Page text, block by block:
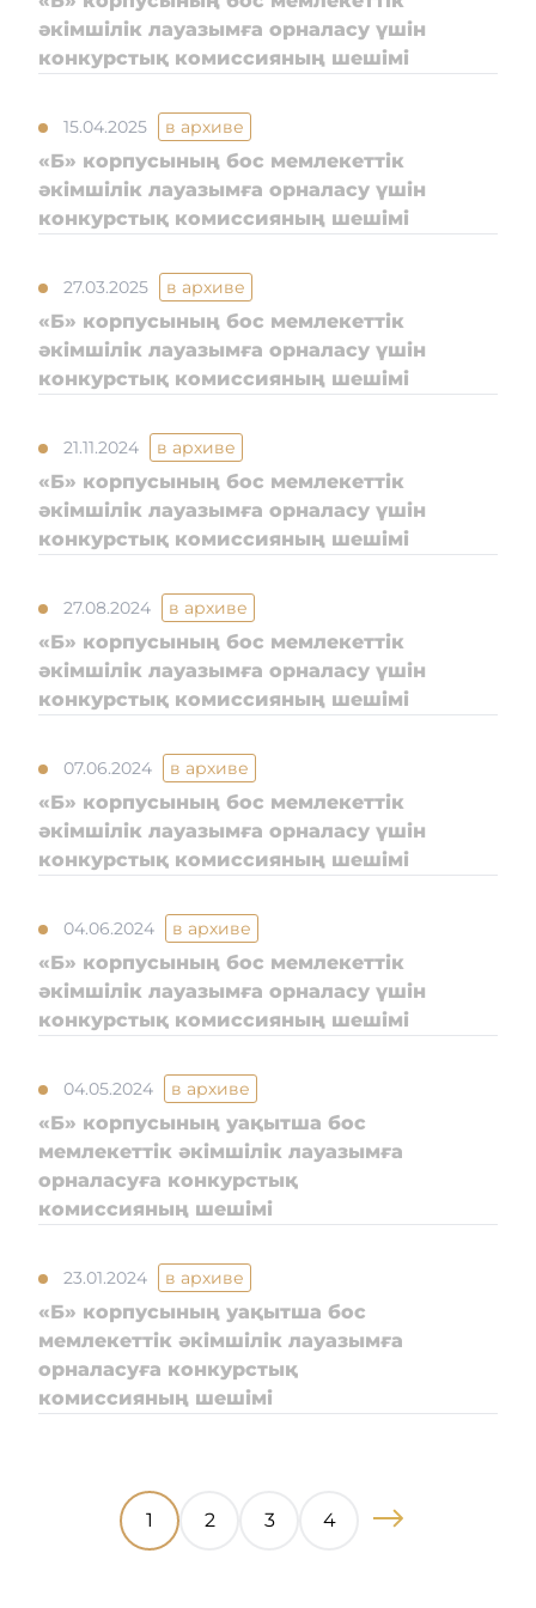
Байланыс
Адалдық алаңы
Бірыңғай сөздік
Нашар көретіндерге
арналған нұсқа
әкімшілік лауазымға орналасу үшін
конкурстық комиссияның шешімі
15.04.2025 в архиве
«Б» корпусының бос мемлекеттік
әкімшілік лауазымға орналасу үшін
конкурстық комиссияның шешімі
27.03.2025 в архиве
«Б» корпусының бос мемлекеттік
әкімшілік лауазымға орналасу үшін
конкурстық комиссияның шешімі
21.11.2024 в архиве
«Б» корпусының бос мемлекеттік
әкімшілік лауазымға орналасу үшін
конкурстық комиссияның шешімі
27.08.2024 в архиве
«Б» корпусының бос мемлекеттік
әкімшілік лауазымға орналасу үшін
конкурстық комиссияның шешімі
07.06.2024 в архиве
«Б» корпусының бос мемлекеттік
әкімшілік лауазымға орналасу үшін
конкурстық комиссияның шешімі
04.06.2024 в архиве
«Б» корпусының бос мемлекеттік
әкімшілік лауазымға орналасу үшін
конкурстық комиссияның шешімі
04.05.2024 в архиве
«Б» корпусының уақытша бос
мемлекеттік әкімшілік лауазымға
орналасуға конкурстық
комиссияның шешімі
23.01.2024 в архиве
«Б» корпусының уақытша бос
мемлекеттік әкімшілік лауазымға
орналасуға конкурстық
комиссияның шешімі
1 2 3 4